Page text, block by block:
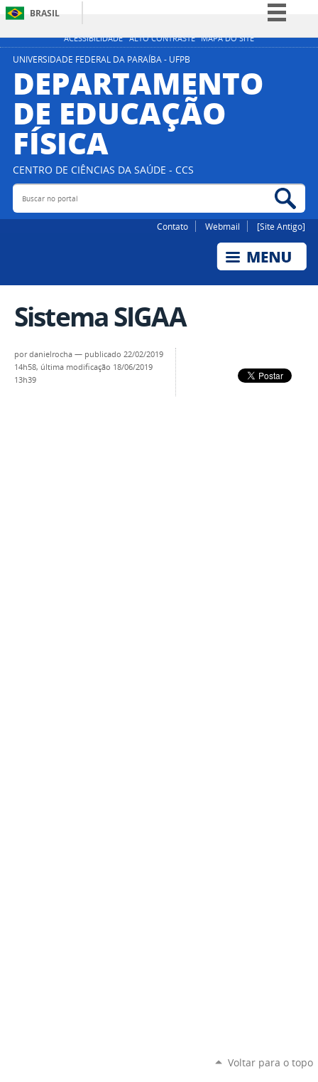
ACESSIBILIDADE ALTO CONTRASTE MAPA DO SITE
BRASIL
Simplifique!
Participe
Acesso à informação
Legislação
UNIVERSIDADE FEDERAL DA PARAÍBA - UFPB
DEPARTAMENTO
DE EDUCAÇÃO
FÍSICA
CENTRO DE CIÊNCIAS DA SAÚDE - CCS
Buscar no portal
Contato Webmail [Site Antigo]
Sistema SIGAA
pordanielrocha — publicado 22/02/2019
14h58, última modificação 18/06/2019
13h39
Voltar para o topo